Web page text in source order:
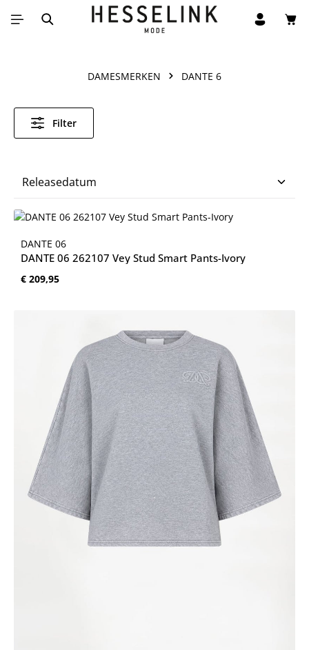
Ga naar de hoofdinhoud
DAMESMERKEN DANTE 6
Filter
DANTE 06
DANTE 06 262107 Vey Stud Smart Pants-Ivory
Normale prijs:
€ 209,95